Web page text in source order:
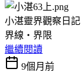
小湛靈界觀察日記
界線・界限
繼續閱讀
9個月前